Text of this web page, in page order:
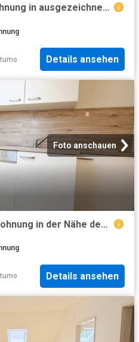
Geräumige 3 Zimmer Wohnung in ausgezeichneter Lage nahe dem Hauptplatz
Details ansehen
Foto anschauen
Komfortable 3 Zimmer Wohnung in der Nähe des Hauptplatzes in Mureck
Details ansehen